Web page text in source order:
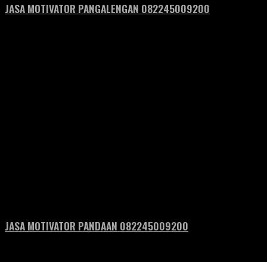
JASA MOTIVATOR PANGALENGAN 082245009200
JASA MOTIVATOR PANDAAN 082245009200